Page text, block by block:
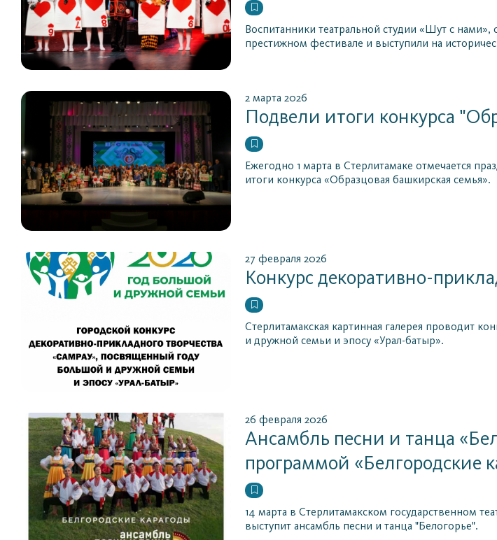
Воспитанники театральной студии «Шут с нами»,
престижном фестивале и выступили на
2 марта 2026
Подвели итоги конкурса
Ежегодно 1 марта в Стерлитамаке отмечается
итоги конкурса «Образцовая башкирская семья».
27 февраля 2026
Конкурс декоративно-
Стерлитамакская картинная галерея проводит
и дружной семьи и эпосу «Урал-батыр».
26 февраля 2026
Ансамбль песни и танца
программой «Белгородские
14 марта в Стерлитамакском государственном
выступит ансамбль песни и танца "Белогорье".